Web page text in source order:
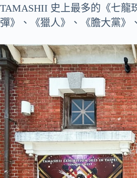
TAMASHII 史上最多的《七龍
彈》、《獵人》、《膽大黨》